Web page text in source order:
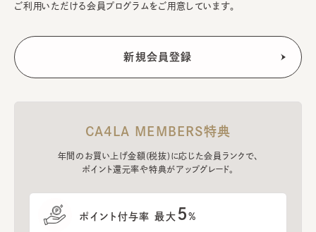
ご利用いただける会員プログラムをご用意しています。
CA4LA MEMBERS特典
年間のお買い上げ金額(税抜)に応じた会員ランクで、
ポイント還元率や特典がアップグレード。
ポイント付与率 最大 5%